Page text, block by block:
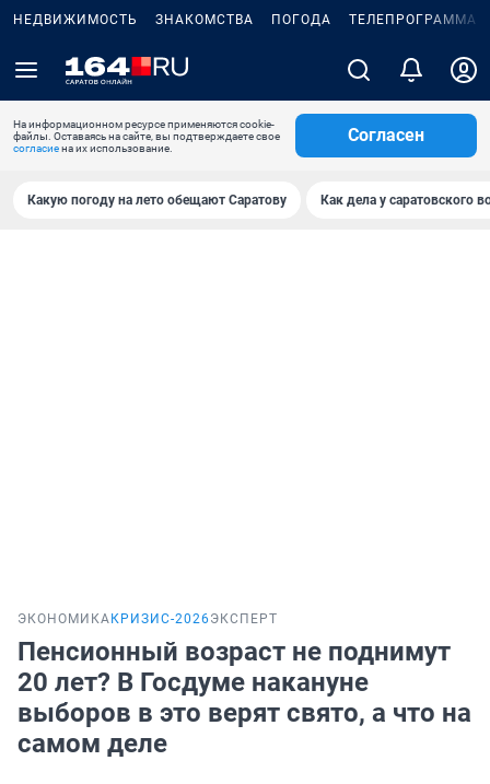
НЕДВИЖИМОСТЬ ЗНАКОМСТВА ПОГОДА ТЕЛЕПРОГРАММА
На информационном ресурсе применяются cookie-
файлы. Оставаясь на сайте, вы подтверждаете свое
согласиена их использование.
Согласен
Какую погоду на лето обещают Саратову Как дела у саратовского
ЭКОНОМИКА КРИЗИС-2026ЭКСПЕРТ
Пенсионный возраст не поднимут
20 лет? В Госдуме накануне
выборов в это верят свято, а что на
самом деле